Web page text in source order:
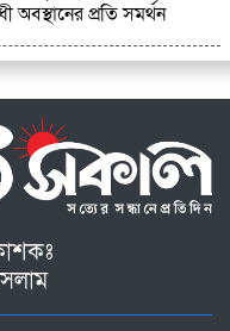
অবস্থানের প্রতি সমর্থন